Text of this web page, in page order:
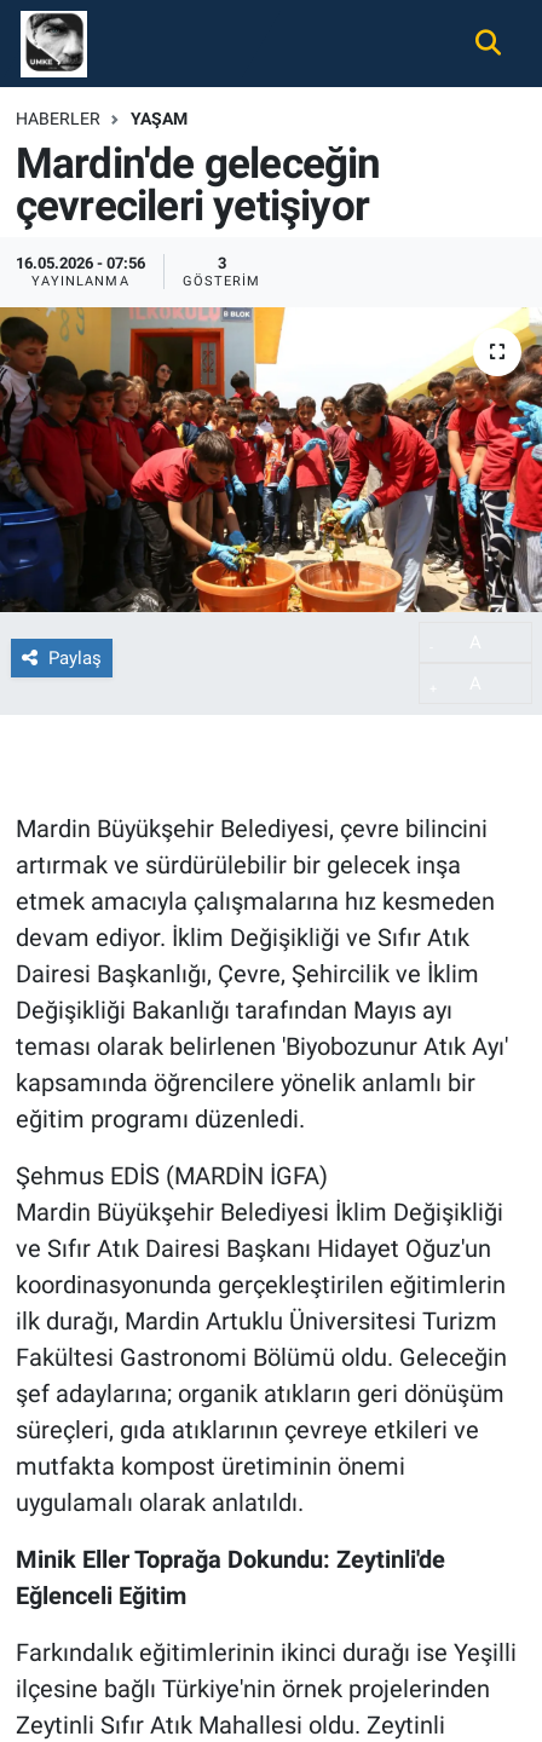
HABERLER YAŞAM
Mardin'de geleceğin
çevrecileri yetişiyor
16.05.2026 - 07:56
YAYINLANMA
3
GÖSTERIM
Paylaş
Mardin Büyükşehir Belediyesi, çevre bilincini
artırmak ve sürdürülebilir bir gelecek inşa
etmek amacıyla çalışmalarına hız kesmeden
devam ediyor. İklim Değişikliği ve Sıfır Atık
Dairesi Başkanlığı, Çevre, Şehircilik ve İklim
Değişikliği Bakanlığı tarafından Mayıs ayı
teması olarak belirlenen 'Biyobozunur Atık Ayı'
kapsamında öğrencilere yönelik anlamlı bir
eğitim programı düzenledi.
Şehmus EDİS (MARDİN İGFA)
Mardin Büyükşehir Belediyesi İklim Değişikliği
ve Sıfır Atık Dairesi Başkanı Hidayet Oğuz'un
koordinasyonunda gerçekleştirilen eğitimlerin
ilk durağı, Mardin Artuklu Üniversitesi Turizm
Fakültesi Gastronomi Bölümü oldu. Geleceğin
şef adaylarına; organik atıkların geri dönüşüm
süreçleri, gıda atıklarının çevreye etkileri ve
mutfakta kompost üretiminin önemi
uygulamalı olarak anlatıldı.
Minik Eller Toprağa Dokundu: Zeytinli'de
Eğlenceli Eğitim
Farkındalık eğitimlerinin ikinci durağı ise Yeşilli
ilçesine bağlı Türkiye'nin örnek projelerinden
Zeytinli Sıfır Atık Mahallesi oldu. Zeytinli
Gündem
Ekonomi
Spor
Magazin
Tüm Haberler
İletişim
Künye
Nöbetçi Eczaneler
Hava Durumu
Namaz Vakitleri
Trafik Durumu
Süper Lig Puan Durumu ve Fikstür
Tüm Manşetler
Son Dakika Haberleri
Haber Arşivi